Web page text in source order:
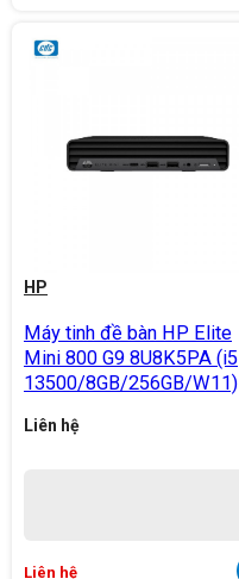
HP
Máy tinh đề bàn HP Elite
Mini 800 G9 8U8K5PA (i5
13500/8GB/256GB/W11)
Liên hệ
Liên hệ